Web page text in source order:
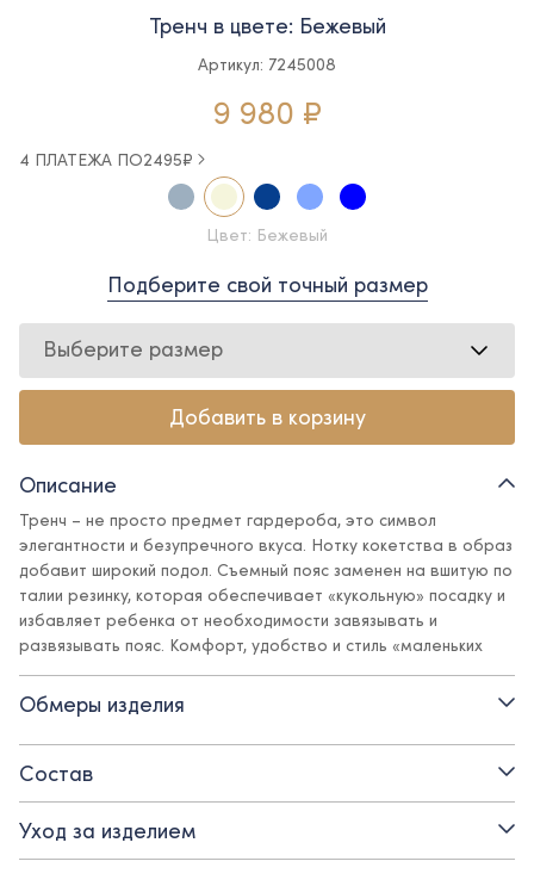
Тренч в цвете: Бежевый
Артикул: 7245008
9 980 ₽
4 ПЛАТЕЖА ПО2495₽
Цвет: Бежевый
Подберите свой точный размер
Выберите размер
Добавить в корзину
Описание
Тренч – не просто предмет гардероба, это символ
элегантности и безупречного вкуса. Нотку кокетства в образ
добавит широкий подол. Съемный пояс заменен на вшитую по
талии резинку, которая обеспечивает «кукольную» посадку и
избавляет ребенка от необходимости завязывать и
развязывать пояс. Комфорт, удобство и стиль «маленьких
взрослых» – все соединилось в этом тренче.
Детали:
- вместительные прорезные карманы
Обмеры изделия
Состав
Уход за изделием